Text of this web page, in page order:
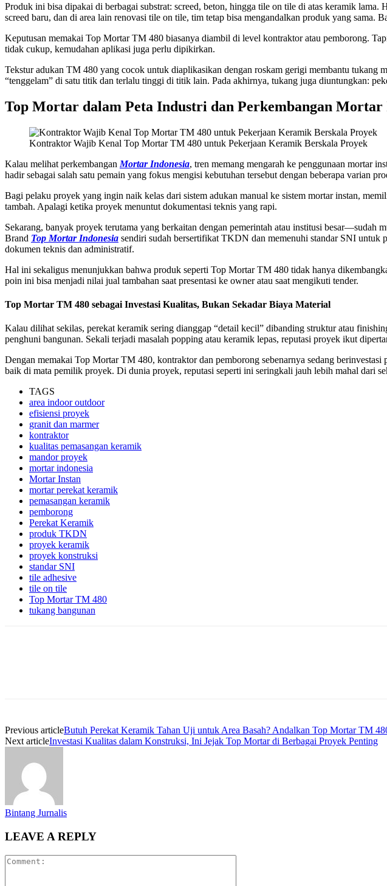
Produk ini bisa dipakai di berbagai substrat: screed, beton, hingga tile on tile di atas keramik
screed baru, dan di area lain renovasi tile on tile, tim tetap bisa mengandalkan produk yang
Keputusan memakai Top Mortar TM 480 biasanya diambil di level kontraktor atau pemborong.
tidak cukup, kemudahan aplikasi juga perlu dipikirkan.
Tekstur adukan TM 480 yang cocok untuk diaplikasikan dengan roskam gerigi membantu tukang
“tenggelam” di satu titik dan terlalu tinggi di titik lain. Pada akhirnya, tukang juga diuntungkan:
Top Mortar dalam Peta Industri dan Perkembangan Mortar
Kontraktor Wajib Kenal Top Mortar TM 480 untuk Pekerjaan Keramik Berskala Proyek
Kalau melihat perkembangan Mortar Indonesia, tren memang mengarah ke penggunaan mortar
hadir sebagai salah satu pemain yang fokus mengisi kebutuhan tersebut dengan beberapa varian
Bagi pelaku proyek yang ingin naik kelas dari sistem adukan manual ke sistem mortar instan,
tambah. Apalagi ketika proyek menuntut dokumentasi teknis yang rapi.
Sekarang, banyak proyek terutama yang berkaitan dengan pemerintah atau institusi
Brand Top Mortar Indonesia sendiri sudah bersertifikat TKDN dan memenuhi standar SNI untuk
dokumen teknis dan administratif.
Hal ini sekaligus menunjukkan bahwa produk seperti Top Mortar TM 480 tidak hanya
poin ini bisa menjadi nilai jual tambahan saat presentasi ke owner atau saat mengikuti tender.
Top Mortar TM 480 sebagai Investasi Kualitas, Bukan Sekadar Biaya Material
Kalau dilihat sekilas, perekat keramik sering dianggap “detail kecil” dibanding struktur atau
penghuni bangunan. Sekali terjadi masalah popping atau keramik lepas, reputasi proyek ikut
Dengan memakai Top Mortar TM 480, kontraktor dan pemborong sebenarnya sedang
baik di mata pemilik proyek. Di dunia proyek, reputasi seperti ini seringkali jauh lebih mahal dari
TAGS
area indoor outdoor
efisiensi proyek
granit dan marmer
kontraktor
kualitas pemasangan keramik
mandor proyek
mortar indonesia
Mortar Instan
mortar perekat keramik
pemasangan keramik
pemborong
Perekat Keramik
produk TKDN
proyek keramik
proyek konstruksi
standar SNI
tile adhesive
tile on tile
Top Mortar TM 480
tukang bangunan
Previous articleButuh Perekat Keramik Tahan Uji untuk Area Basah? Andalkan Top Mortar TM
Next articleInvestasi Kualitas dalam Konstruksi, Ini Jejak Top Mortar di Berbagai Proyek Penting
Bintang Jurnalis
LEAVE A REPLY